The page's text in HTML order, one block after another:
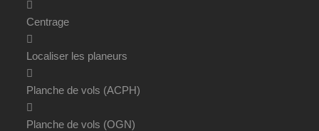
Centrage
Localiser les planeurs
Planche de vols (ACPH)
Planche de vols (OGN)